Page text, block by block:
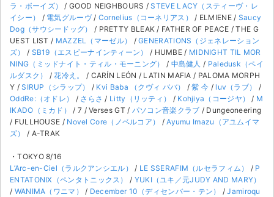
ラ・ボーイズ）
/ GOOD NEIGHBOURS /STEVE LACY（スティーヴ・レ
イシー）
/ 電気グルーヴ/ Cornelius（コーネリアス） / ELMIENE / Saucy
Dog（サウシードッグ）
/ PRETTY BLEAK / FATHER OF PEACE / THE G
UEST LIST / MAZZEL（マーゼル） /GENERATIONS（ジェネレーション
ズ）
/ SB19（エスビーナインティーン） / HUMBE / MIDNIGHT TIL MOR
NING（ミッドナイト・ティル・モーニング）
/ 中島健人 / Paledusk（ペイ
ルダスク）
/花冷え。
/ CARÍN LEÓN / LATIN MAFIA / PALOMA MORPH
Y /SIRUP（シラップ） / Kvi Baba （クヴィ ババ） /紫 今 / luv（ラブ）
/
OddRe:（オドレ）
/ さらさ / Litty（リッティ） / Kohjiya（コージヤ） / M
IKADO（ミカド）
/ 7 / Verses GT / パソコン音楽クラブ / Dungeoneering
/ FULLHOUSE / Novel Core（ノベルコア） /Ayumu Imazu（アユムイマ
ズ）
/ A-TRAK
・TOKYO 8/16
L’Arc-en-Ciel（ラルクアンシエル）
/ LE SSERAFIM（ルセラフィム） / P
ENTATONIX（ペンタトニックス）
/ YUKI（ユキ／元JUDY AND MARY）
/ WANIMA（ワニマ） / December 10（ディセンバー・テン） /Jamiroqu